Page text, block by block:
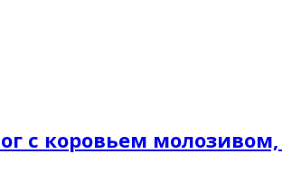
с коровьем